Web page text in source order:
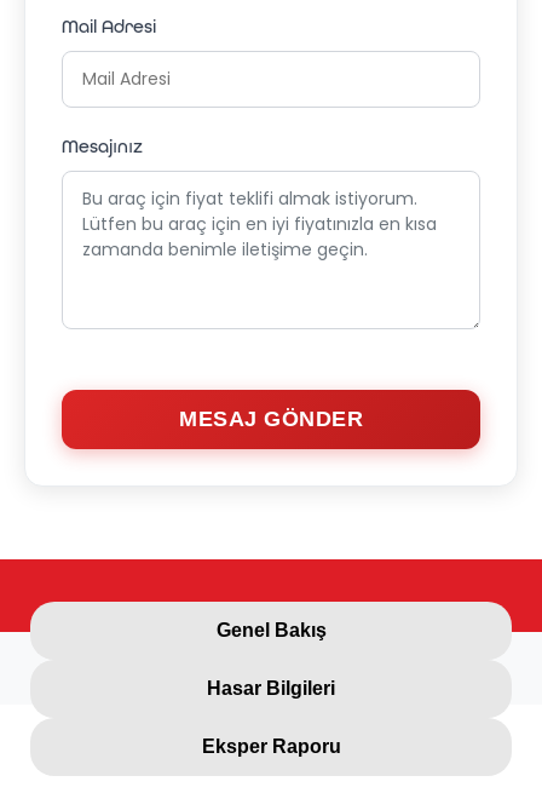
Mail Adresi
Mesajınız
MESAJ GÖNDER
Genel Bakış
Hasar Bilgileri
Eksper Raporu